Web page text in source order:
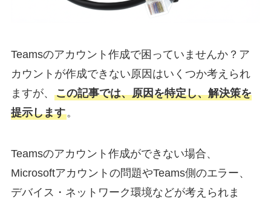
Teamsのアカウント作成で困っていませんか？ア
カウントが作成できない原因はいくつか考えられ
ますが、 この記事では、原因を特定し、解決策を
提示します。
Teamsのアカウント作成ができない場合、
Microsoftアカウントの問題やTeams側のエラー、
デバイス・ネットワーク環境などが考えられま